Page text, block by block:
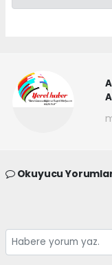
Okuyucu